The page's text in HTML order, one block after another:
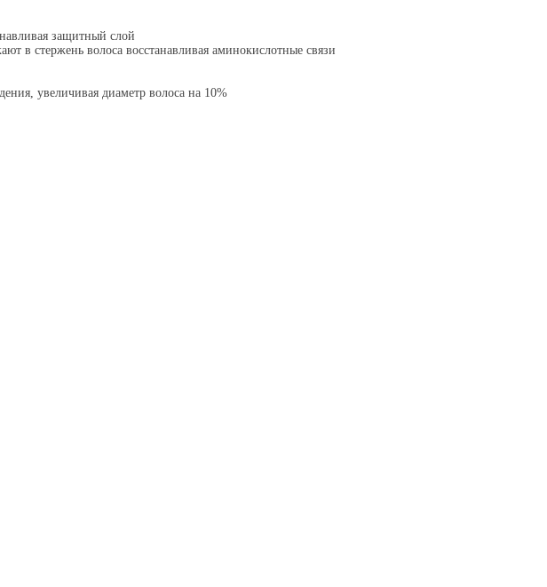
защитный слой
стержень волоса восстанавливая аминокислотные связи
увеличивая диаметр волоса на 10%